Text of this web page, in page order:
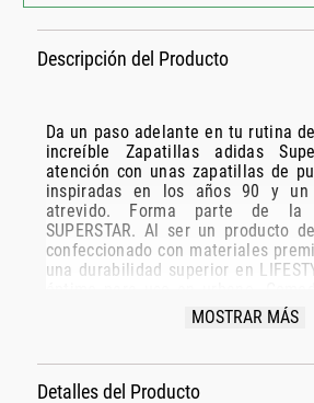
Descripción del Producto
Da un paso adelante en tu rutina
increíble Zapatillas adidas
atención con unas zapatillas de
inspiradas en los años 90 y
atrevido. Forma parte de la
SUPERSTAR. Al ser un producto
confeccionado con materiales
una durabilidad superior en
cada uno de tus movimientos.
Modelo: IH4200
MOSTRAR MÁS
Detalles del Producto